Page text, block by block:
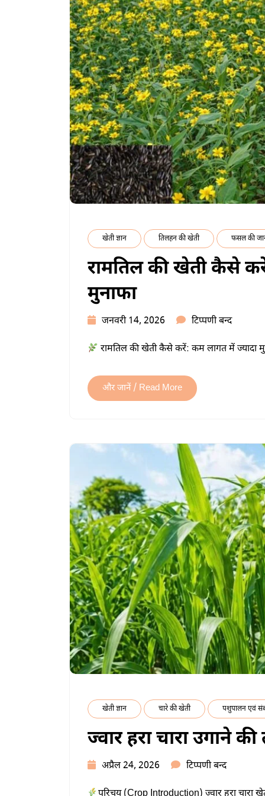
खेती ज्ञान तिलहन की खेती फसल की
रामतिल की खेती कैसे
मुनाफा
जनवरी 14, 2026 टिप्पणी बन्दरामतिल
खेती
बेहतर
मुनाफा
में
रामतिल की खेती कैसे करें: कम लागत में ज्यादा
और जानें / Read More
खेती ज्ञान चारे की खेती पशुपालन एवं
ज्वार हरा चारा उगाने
अप्रैल 24, 2026 टिप्पणी बन्दज्वार